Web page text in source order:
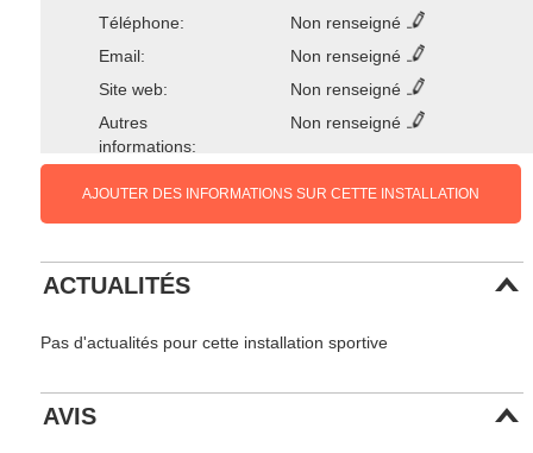
Téléphone:
Non renseigné
Email:
Non renseigné
Site web:
Non renseigné
Autres
informations:
Non renseigné
AJOUTER DES INFORMATIONS SUR CETTE INSTALLATION
ACTUALITÉS
Pas d'actualités pour cette installation sportive
AVIS